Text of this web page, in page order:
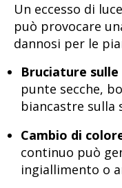
Un eccesso di
può provocare
dannosi per le
Bruciature
punte secche,
biancastre sulla
Cambio di
continuo può
ingiallimento o